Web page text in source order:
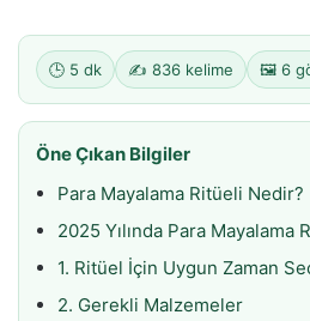
🕒 5 dk ✍️ 836 kelime 🖼️ 6
Öne Çıkan Bilgiler
Para Mayalama Ritüeli Nedir?
2025 Yılında Para Mayalama
1. Ritüel İçin Uygun Zaman
2. Gerekli Malzemeler